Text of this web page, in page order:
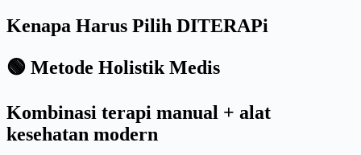
Kenapa Harus Pilih DITERAPi
🟢 Metode Holistik Medis
Kombinasi terapi manual + alat
kesehatan modern